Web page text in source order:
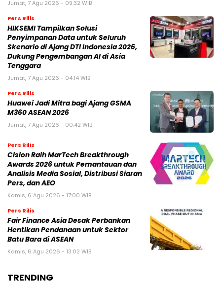
Jumat, 7 Agu 2026 - 09:32 WIB
Pers Rilis
HIKSEMI Tampilkan Solusi
Penyimpanan Data untuk Seluruh
Skenario di Ajang DTI Indonesia 2026,
Dukung Pengembangan AI di Asia
Tenggara
Jumat, 7 Agu 2026 - 04:14 WIB
Pers Rilis
Huawei Jadi Mitra bagi Ajang GSMA
M360 ASEAN 2026
Jumat, 7 Agu 2026 - 00:42 WIB
Pers Rilis
Cision Raih MarTech Breakthrough
Awards 2026 untuk Pemantauan dan
Analisis Media Sosial, Distribusi Siaran
Pers, dan AEO
Kamis, 6 Agu 2026 - 17:00 WIB
Pers Rilis
Fair Finance Asia Desak Perbankan
Hentikan Pendanaan untuk Sektor
Batu Bara di ASEAN
Kamis, 6 Agu 2026 - 13:02 WIB
TRENDING